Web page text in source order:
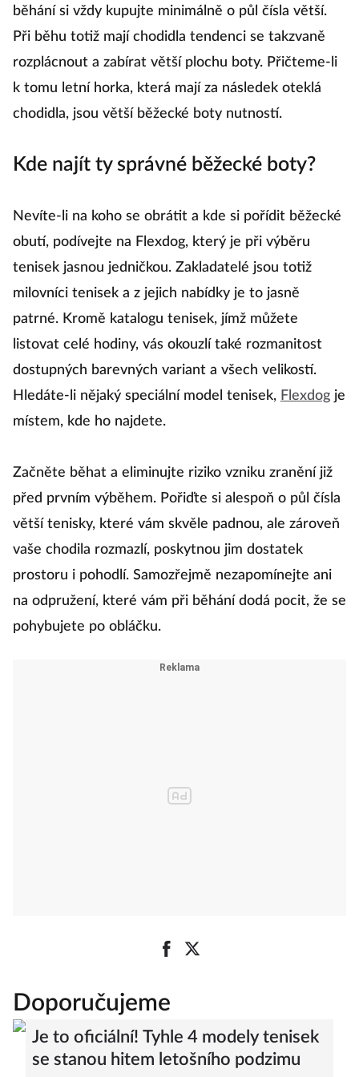
sedět. Ovšem ne tak, jako boty na každodenní
nošení, nýbrž tak, aby vaší noze poskytovaly
dostatek prostoru. Co to v praxi znamená? Boty na
běhání si vždy kupujte minimálně o půl čísla větší.
Při běhu totiž mají chodidla tendenci se takzvaně
k tomu letní horka, která mají za následek oteklá
Kde najít ty správné běžecké boty?
Nevíte-li na koho se obrátit a kde si pořídit běžecké
obutí, podívejte na Flexdog, který je při výběru
tenisek jasnou jedničkou. Zakladatelé jsou totiž
milovníci tenisek a z jejich nabídky je to jasně
patrné. Kromě katalogu tenisek, jímž můžete
listovat celé hodiny, vás okouzlí také rozmanitost
Hledáte-li nějaký speciální model tenisek,Flexdogje
místem, kde ho najdete.
Začněte běhat a eliminujte riziko vzniku zranění již
před prvním výběhem. Pořiďte si alespoň o půl čísla
větší tenisky, které vám skvěle padnou, ale zároveň
vaše chodila rozmazlí, poskytnou jim dostatek
na odpružení, které vám při běhání dodá pocit, že se